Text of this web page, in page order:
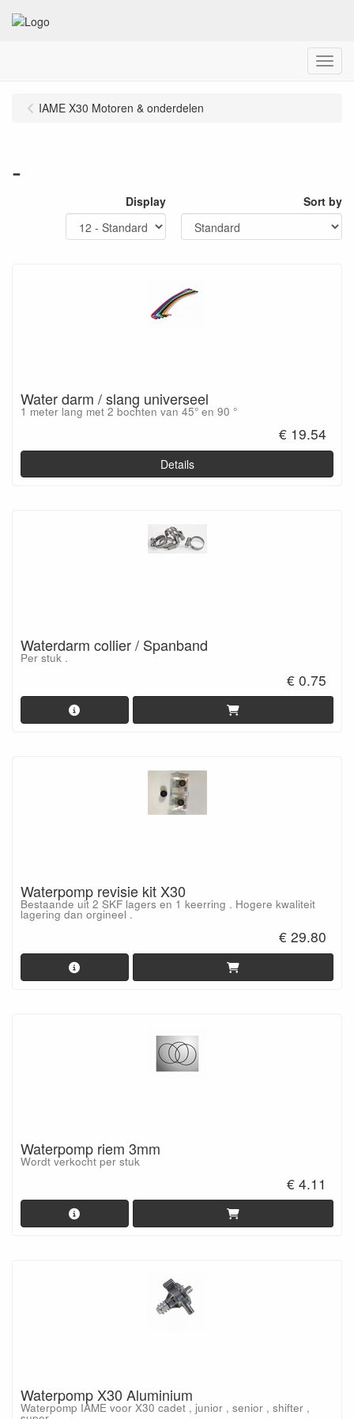
Menu
IAME X30 Motoren & onderdelen
-
Display Sort by
Water darm / slang universeel
1 meter lang met 2 bochten van 45° en 90 °
€ 19.54
Details
Waterdarm collier / Spanband
Per stuk .
€ 0.75
Waterpomp revisie kit X30
Bestaande uit 2 SKF lagers en 1 keerring . Hogere kwaliteit
lagering dan orgineel .
€ 29.80
Waterpomp riem 3mm
Wordt verkocht per stuk
€ 4.11
Waterpomp X30 Aluminium
Waterpomp IAME voor X30 cadet , junior , senior , shifter ,